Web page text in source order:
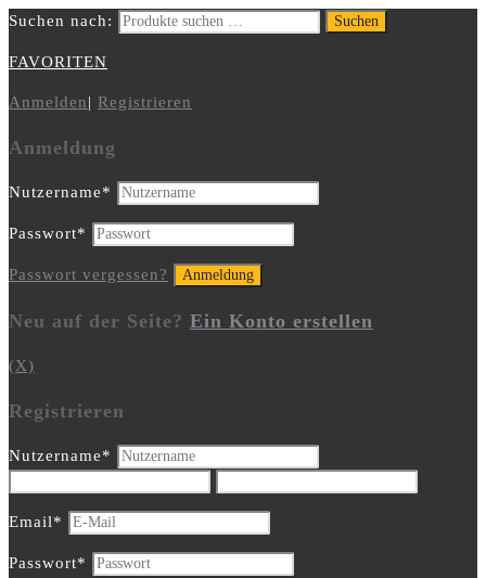
Suchen nach: Suchen
FAVORITEN
Anmelden| Registrieren
Anmeldung
Nutzername*
Passwort*
Passwort vergessen?
Neu auf der Seite? Ein Konto erstellen
(X)
Registrieren
Nutzername*
Email*
Passwort*